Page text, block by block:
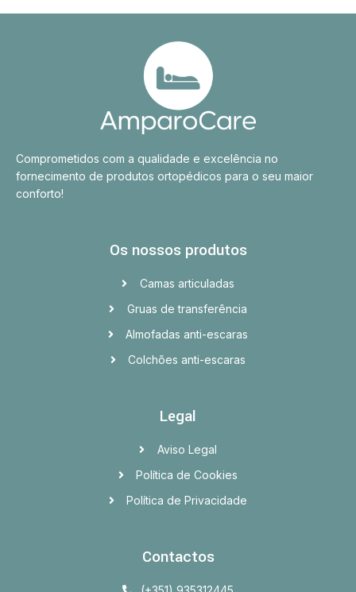
Comprometidos com a qualidade e excelência no
fornecimento de produtos ortopédicos para o seu maior
conforto!
Os nossos produtos
Camas articuladas
Gruas de transferência
Almofadas anti-escaras
Colchões anti-escaras
Legal
Aviso Legal
Política de Cookies
Política de Privacidade
Contactos